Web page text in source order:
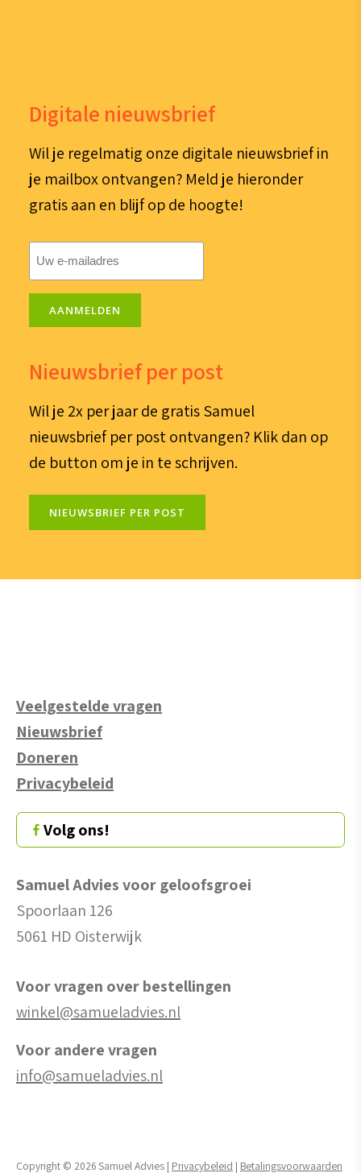
Digitale nieuwsbrief
Wil je regelmatig onze digitale nieuwsbrief in
je mailbox ontvangen? Meld je hieronder
gratis aan en blijf op de hoogte!
AANMELDEN
Nieuwsbrief per post
Wil je 2x per jaar de gratis Samuel
nieuwsbrief per post ontvangen? Klik dan op
de button om je in te schrijven.
NIEUWSBRIEF PER POST
Veelgestelde vragen
Nieuwsbrief
Doneren
Privacybeleid
Volg ons!
Samuel Advies voor geloofsgroei
Spoorlaan 126
5061 HD Oisterwijk
Voor vragen over bestellingen
winkel@samueladvies.nl
Voor andere vragen
info@samueladvies.nl
Copyright © 2026 Samuel Advies | Privacybeleid | Betalingsvoorwaarden